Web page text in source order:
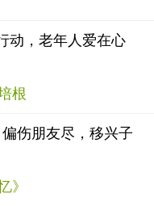
动，老年人爱在心
根
伤朋友尽，移兴子
》